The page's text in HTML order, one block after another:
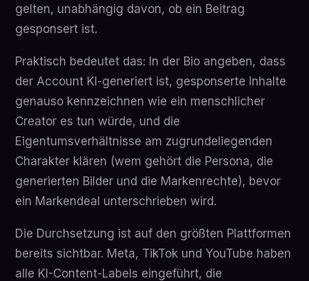
gelten, unabhängig davon, ob ein Beitrag
gesponsert ist.
Praktisch bedeutet das: In der Bio angeben, dass
der Account KI-generiert ist, gesponserte Inhalte
genauso kennzeichnen wie ein menschlicher
Creator es tun würde, und die
Eigentumsverhältnisse am zugrundeliegenden
Charakter klären (wem gehört die Persona, die
generierten Bilder und die Markenrechte), bevor
ein Markendeal unterschrieben wird.
Die Durchsetzung ist auf den größten Plattformen
bereits sichtbar. Meta, TikTok und YouTube haben
alle KI-Content-Labels eingeführt, die